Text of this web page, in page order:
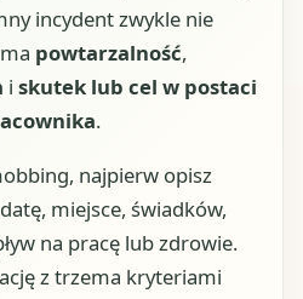
incydent zwykle nie
powtarzalność,
i skutek lub cel w postaci
.
najpierw opisz
miejsce, świadków,
na pracę lub zdrowie.
z trzema kryteriami